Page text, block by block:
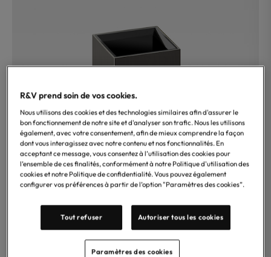
R&V prend soin de vos cookies.
Nous utilisons des cookies et des technologies similaires afin d'assurer le
bon fonctionnement de notre site et d'analyser son trafic. Nous les utilisons
également, avec votre consentement, afin de mieux comprendre la façon
dont vous interagissez avec notre contenu et nos fonctionnalités. En
acceptant ce message, vous consentez à l’utilisation des cookies pour
l’ensemble de ces finalités, conformément à notre Politique d'utilisation des
cookies et notre Politique de confidentialité. Vous pouvez également
configurer vos préférences à partir de l’option "Paramètres des cookies”.
Tout refuser Autoriser tous les cookies
Paramètres des cookies